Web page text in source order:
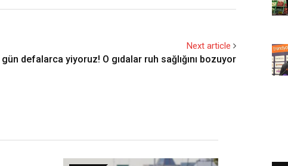
Next article
gün defalarca yiyoruz! O gıdalar ruh sağlığını bozuyor